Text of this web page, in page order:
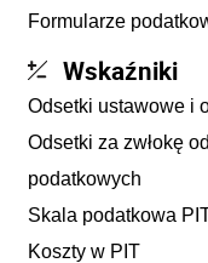
Formularze
Wskaźniki
Odsetki ustawowe i
Odsetki za zwłokę
podatkowych
Skala podatkowa
Koszty w PIT